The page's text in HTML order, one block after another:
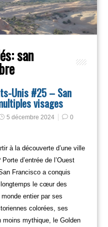
san
Unis #25 – San
visages
5 décembre 2024
0
à la découverte d’une ville
Porte d’entrée de l’Ouest
Francisco a conquis
le cœur des
entier par ses
colorées, ses
mythique, le Golden